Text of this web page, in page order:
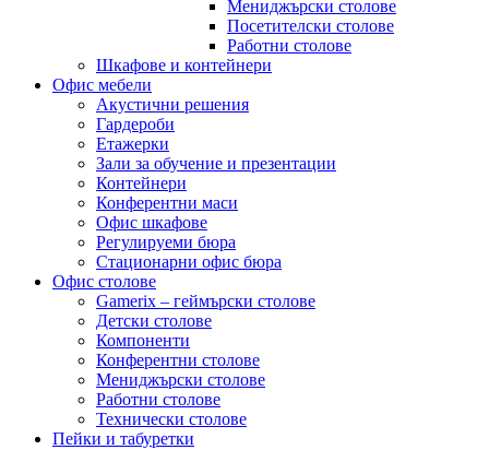
Мениджърски столове
Посетителски столове
Работни столове
Шкафове и контейнери
Офис мебели
Акустични решения
Гардероби
Етажерки
Зали за обучение и презентации
Контейнери
Конферентни маси
Офис шкафове
Регулируеми бюра
Стационарни офис бюра
Офис столове
Gamerix – геймърски столове
Детски столове
Компоненти
Конферентни столове
Мениджърски столове
Работни столове
Технически столове
Пейки и табуретки